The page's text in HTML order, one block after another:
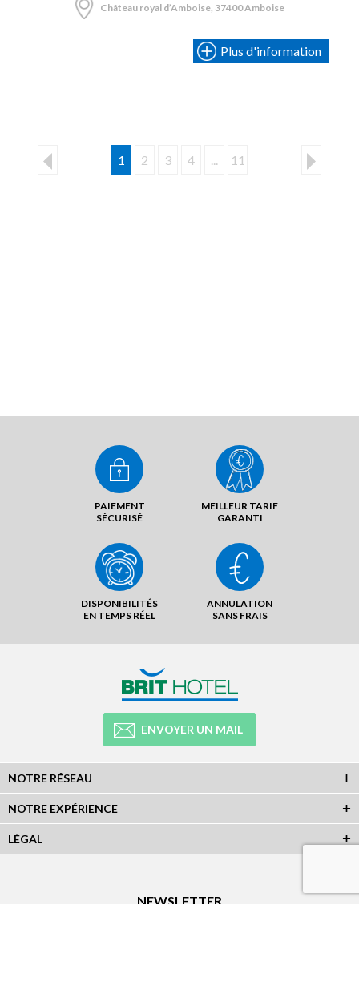
Château royal d’Amboise, 37400 Amboise
Plus d'information
1 2 3 4 ... 11
PAIEMENT
SÉCURISÉ
MEILLEUR TARIF
GARANTI
DISPONIBILITÉS
EN TEMPS RÉEL
ANNULATION
SANS FRAIS
ENVOYER UN MAIL
NOTRE RÉSEAU
NOTRE EXPÉRIENCE
LÉGAL
NEWSLETTER